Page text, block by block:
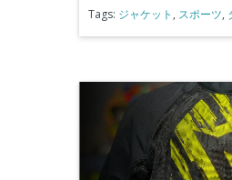
Tags: ジャケット , スポーツ,